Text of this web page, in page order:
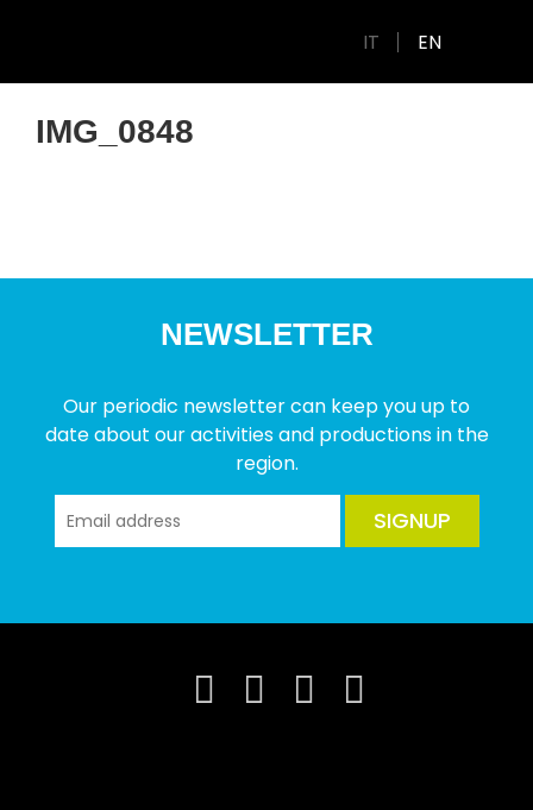
IT EN
IMG_0848
NEWSLETTER
Our periodic newsletter can keep you up to
date about our activities and productions in the
region.
SIGNUP